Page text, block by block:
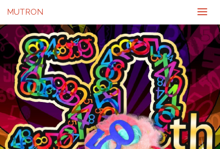
MUTRON